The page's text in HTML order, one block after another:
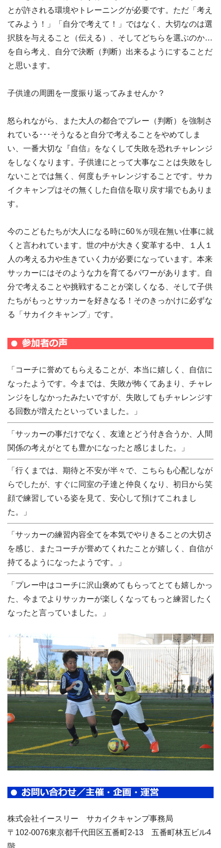
とが許される環境やトレーニングが必要です。ただ「考え
てみよう！」「自分で考えて！」ではなく、大切なのは選
択肢を与えること（伝える）、そしてどちらを選ぶのか…
を自ら考え、自分で決断（判断）出来るようにすることだ
と思います。
子供達の周囲を一度振り返ってみませんか？
怒られながら、また大人の都合でプレー（判断）を強制さ
れている･･･そうなると自分で考えることをやめてしま
い、一番大切な『自信』をなくして失敗を恐れチャレンジ
をしなくなります。子供達にとって大事なことは失敗をし
ないことでは無く、何度もチャレンジすることです。サカ
イクキャンプはその無くした自信を取り戻す場でもありま
す。
今のこどもたちが大人になる時に60％が現在無い仕事に就
くと言われています。世の中が大きく変革する中、１人１
人の考える力や生きていく力が必要になっています。本来
サッカーにはそのような力を育てるパワーがあります。自
分で考えることや挑戦することが楽しくなる、そして子供
たちがもっとサッカーを好きなる！そのきっかけに必ずな
る「サカイクキャンプ」です。
「コーチに誉めてもらえることが、本当に嬉しく、自信に
なったようです。今までは、失敗が怖くてあまり、チャレ
ンジをしなかったみたいですが、失敗してもチャレンジす
る回数が増えたといっていました。」
「サッカーの事だけでなく、友達とどう付き合うか、人間
関係の考えがとても豊かになったと感じました。」
「行くまでは、期待と不安が半々で、こちらも心配しなが
らでしたが、すぐに同室の子達と仲良くなり、初日から笑
顔で練習している姿を見て、安心して預けてこれまし
た。」
「サッカーの練習内容全てを本気でやりきることの大切さ
を感じ、またコーチが誉めてくれたことが嬉しく、自信が
持てるようになったようです。」
「プレー中はコーチに沢山褒めてもらってとても嬉しかっ
た、今までよりサッカーが楽しくなってもっと練習したく
なったと言っていました。」
株式会社イースリー サカイクキャンプ事務局
〒102-0076東京都千代田区五番町2-13 五番町林五ビル4